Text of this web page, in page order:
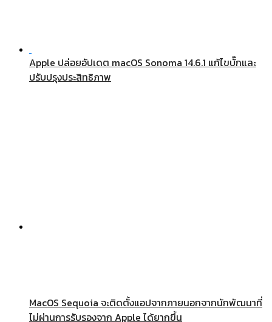
Apple ปล่อยอัปเดต macOS Sonoma 14.6.1 แก้ไขบั๊กและ
ปรับปรุงประสิทธิภาพ
MacOS Sequoia จะติดตั้งแอปจากภายนอกจากนักพัฒนาที่
ไม่ผ่านการรับรองจาก Apple ได้ยากขึ้น